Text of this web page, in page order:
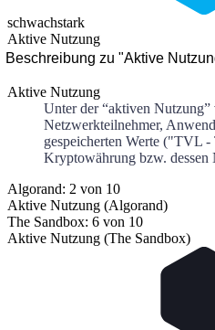
schwachstark
Aktive Nutzung
Beschreibung zu "Aktive
Aktive Nutzung
Unter der “aktiven
Netzwerkteilnehmer,
gespeicherten Werte ("TVL
Kryptowährung bzw.
Algorand: 2 von 10
Aktive Nutzung (Algorand)
The Sandbox: 6 von 10
Aktive Nutzung (The Sandbox)